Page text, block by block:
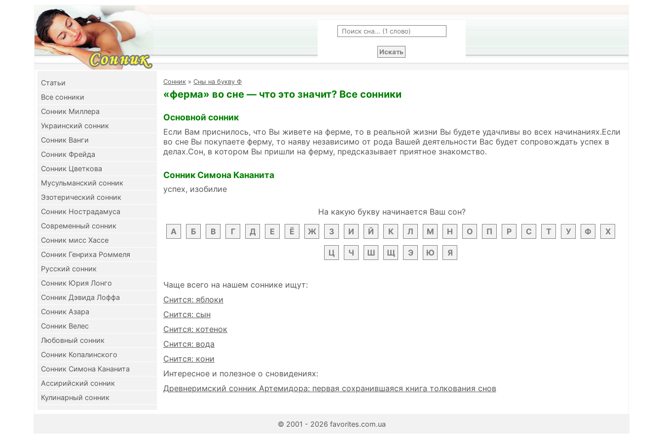
Cтатьи
Все сонники
Сонник Миллера
Украинский сонник
Сонник Ванги
Сонник Фрейда
Сонник Цветкова
Мусульманский сонник
Эзотерический сонник
Сонник Нострадамуса
Современный сонник
Сонник мисс Хассе
Сонник Генриха Роммеля
Русский сонник
Сонник Юрия Лонго
Сонник Дэвида Лоффа
Сонник Азара
Сонник Велес
Любовный сонник
Сонник Копалинского
Сонник Симона Кананита
Ассирийский сонник
Кулинарный сонник
Cонник » Сны на букву Ф
«ферма» во сне — что это значит? Все сонники
Основной сонник
Если Вам приснилось, что Вы живете на ферме, то в реальной жизни Вы будете удачливы во всех начинаниях.Если
во сне Вы покупаете ферму, то наяву независимо от рода Вашей деятельности Вас будет сопровождать успех в
делах.Сон, в котором Вы пришли на ферму, предсказывает приятное знакомство.
Сонник Симона Кананита
успех, изобилие
На какую букву начинается Ваш сон?
А
Б В Г Д Е Ё Ж З И Й К Л М Н О П Р С Т У Ф Х
Ц Ч Ш Щ Э Ю Я
Чаще всего на нашем соннике ищут:
Снится: яблоки
Снится: сын
Снится: котенок
Снится: вода
Снится: кони
Интересное и полезное о сновидениях:
Древнеримский сонник Артемидора: первая сохранившаяся книга толкования снов
© 2001 - 2026 favorites.com.ua